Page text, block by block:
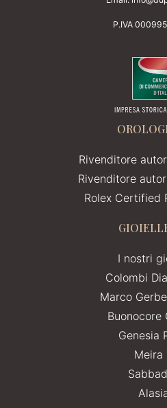
P.IVA
Rivenditore
Rivenditore
Rolex Certified
I nostri
Colombi
Marco
Buonocore
Genesia
Meira